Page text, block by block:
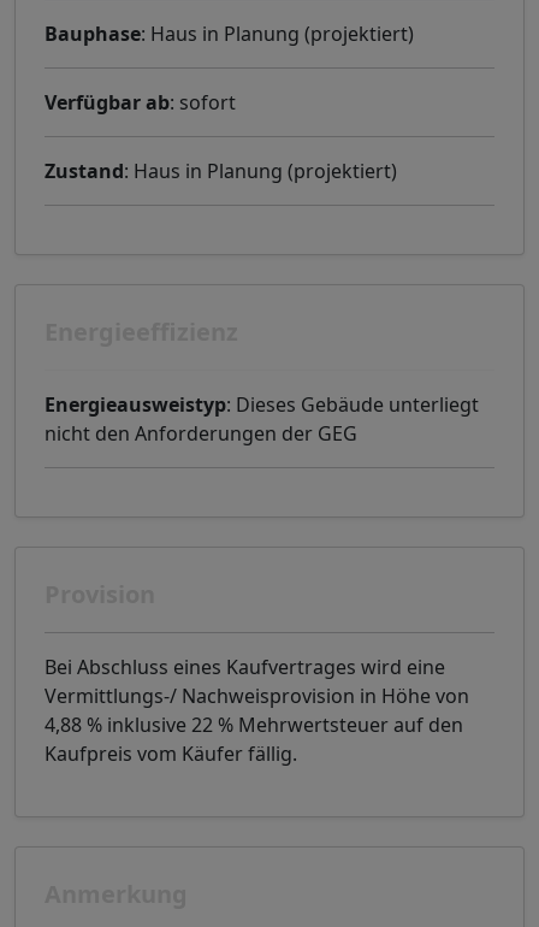
Bauphase: Haus in Planung (projektiert)
Verfügbar ab: sofort
Zustand: Haus in Planung (projektiert)
Energieausweistyp: Dieses Gebäude unterliegt
nicht den Anforderungen der GEG
Bei Abschluss eines Kaufvertrages wird eine
Vermittlungs-/ Nachweisprovision in Höhe von
4,88 % inklusive 22 % Mehrwertsteuer auf den
Kaufpreis vom Käufer fällig.